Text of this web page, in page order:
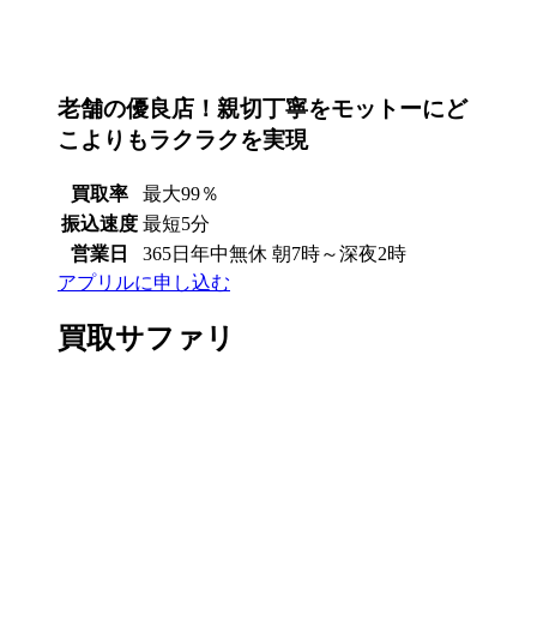
老舗の優良店！親切丁寧をモットーにど
こよりもラクラクを実現
買取率
最大99％
振込速度 最短5分
営業日
365日年中無休 朝7時～深夜2時
アプリルに申し込む
買取サファリ